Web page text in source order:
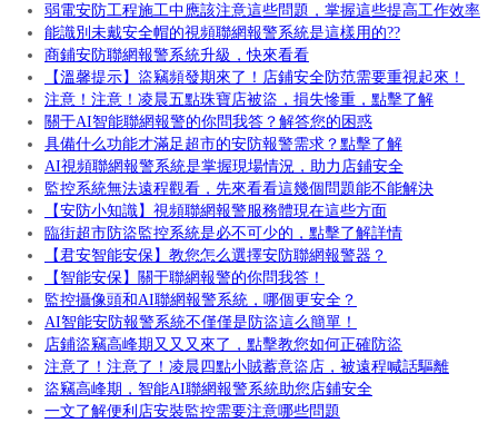
弱電安防工程施工中應該注意這些問題，掌握這些提高工作效率
能識別未戴安全帽的視頻聯網報警系統是這樣用的??
商鋪安防聯網報警系統升級，快來看看
【溫馨提示】盜竊頻發期來了！店鋪安全防范需要重視起來！
注意！注意！凌晨五點珠寶店被盜，損失慘重，點擊了解
關于AI智能聯網報警的你問我答？解答您的困惑
具備什么功能才滿足超市的安防報警需求？點擊了解
AI視頻聯網報警系統是掌握現場情況，助力店鋪安全
監控系統無法遠程觀看，先來看看這幾個問題能不能解決
【安防小知識】視頻聯網報警服務體現在這些方面
臨街超市防盜監控系統是必不可少的，點擊了解詳情
【君安智能安保】教您怎么選擇安防聯網報警器？
【智能安保】關于聯網報警的你問我答！
監控攝像頭和AI聯網報警系統，哪個更安全？
AI智能安防報警系統不僅僅是防盜這么簡單！
店鋪盜竊高峰期又又又來了，點擊教您如何正確防盜
注意了！注意了！凌晨四點小賊蓄意盜店，被遠程喊話驅離
盜竊高峰期，智能AI聯網報警系統助您店鋪安全
一文了解便利店安裝監控需要注意哪些問題